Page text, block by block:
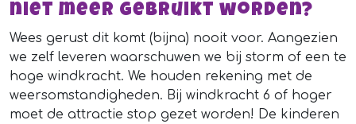
niet meer gebruikt worden?
Wees gerust dit komt (bijna) nooit voor. Aangezien
we zelf leveren waarschuwen we bij storm of een te
hoge windkracht. We houden rekening met de
weersomstandigheden. Bij windkracht 6 of hoger
moet de attractie stop gezet worden! De kinderen